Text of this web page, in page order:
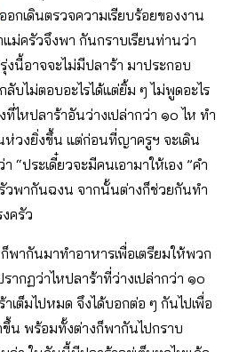
ออกเดินตรวจความเรียบร้อยของงาน
ม่ครัวจึงพา กันกราบเรียนท่านว่า
นี้อาจจะไม่มีปลาร้า มาประกอบ
บไม่ตอบอะไรได้แต่ยิ้ม ๆ ไม่พูดอะไร
ไหปลาร้าอันว่างเปล่ากว่า ๑๐ ไห ทํา
วงยิ่งขึ้น แต่ก่อนที่ญาครูฯ จะเดิน
“ประเดี๋ยวจะมีคนเอามาให้เอง ”คํา
พากันฉงน จากนั้นต่างก็ช่วยกันทํา
ครัว
พากันมาทําอาหารเพื่อเตรียมให้พวก
ากฏว่าไหปลาร้าที่ว่างเปล่ากว่า ๑๐
เต็มไปหมด จึงได้บอกต่อ ๆ กันไปเพื่อ
น พร้อมทั้งต่างก็พากันไปกราบ